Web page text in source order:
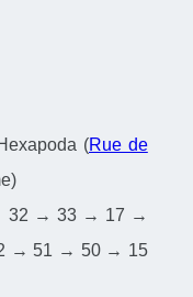
(Rue de
32 → 33 → 17 →
→ 51 → 50 → 15